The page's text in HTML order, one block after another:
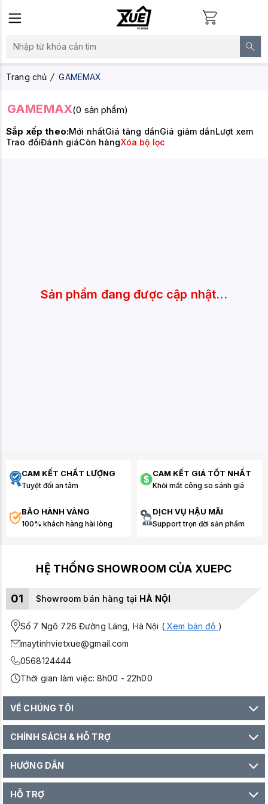
Trang chủ GAMEMAX
GAMEMAX(0 sản phẩm)
Sắp xếp theo:Mới nhấtGiá tăng dầnGiá giảm dầnLượt xem
Trao đổiĐánh giáCòn hàngXóa bộ lọc
Sản phẩm đang được cập nhật...
CAM KẾT CHẤT LƯỢNG
Tuyệt đối an tâm
CAM KẾT GIÁ TỐT NHẤT
Khỏi mất công so sánh giá
BẢO HÀNH VÀNG
100% khách hàng hài lòng
DỊCH VỤ HẬU MÃI
Support trọn đời sản phẩm
HỆ THỐNG SHOWROOM CỦA XUEPC
01 Showroom bán hàng tại HÀ NỘI
Số 7 Ngõ 726 Đường Láng, Hà Nội (Xem bản đồ )
maytinhvietxue@gmail.com
0568124444
Thời gian làm việc: 8h00 - 22h00
VỀ CHÚNG TÔI
CHÍNH SÁCH & HỖ TRỢ
HƯỚNG DẪN
HỖ TRỢ